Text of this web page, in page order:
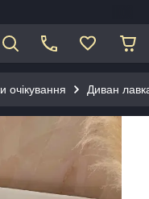
очікування Диван